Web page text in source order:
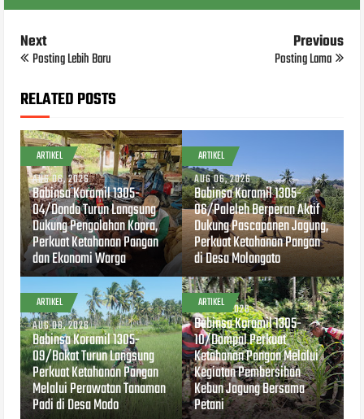
Next
Posting Lebih Baru
Previous
Posting Lama
RELATED POSTS
ARTIKEL
AUG 06, 2026
Babinsa Koramil 1305-
04/Dondo Turun Langsung
Dukung Pengolahan Kopra,
Perkuat Ketahanan Pangan
dan Ekonomi Warga
ARTIKEL
AUG 06, 2026
Babinsa Koramil 1305-
06/Paleleh Berperan Aktif
Dukung Pascapanen Jagung,
Perkuat Ketahanan Pangan
di Desa Molangato
ARTIKEL
AUG 06, 2026
Babinsa Koramil 1305-
09/Bokat Turun Langsung
Perkuat Ketahanan Pangan
Melalui Perawatan Tanaman
Padi di Desa Modo
ARTIKEL
AUG 04, 2026
Babinsa Koramil 1305-
10/Dampal Perkuat
Ketahanan Pangan Melalui
Kegiatan Pembersihan
Kebun Jagung Bersama
Petani